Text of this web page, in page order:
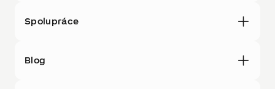
Spolupráce
Blog